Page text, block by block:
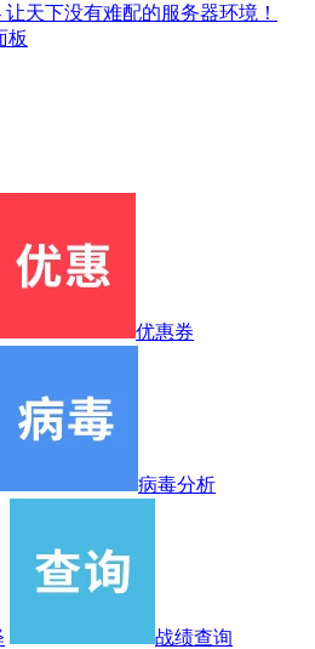
让天下没有难配的服务器环境！
板
优惠券
病毒分析
战绩查询